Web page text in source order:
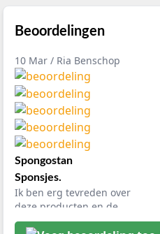
Beoordelingen
10 Mar / Ria Benschop
Spongostan
Sponsjes.
Ik ben erg tevreden over
deze producten en de
snelle levering...